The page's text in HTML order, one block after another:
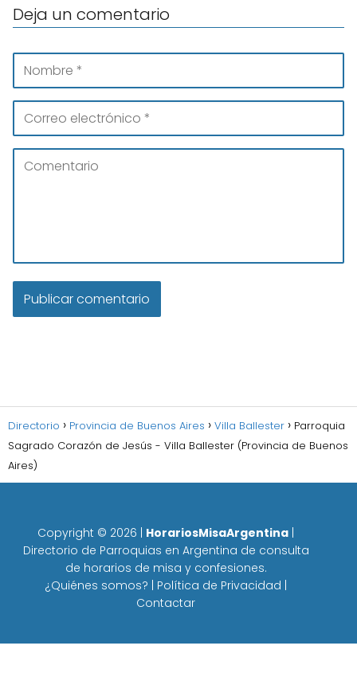
Deja un comentario
Directorio Provincia de Buenos Aires Villa Ballester
Parroquia
Sagrado Corazón de Jesús - Villa Ballester (Provincia de Buenos
Aires)
Copyright © 2026 HorariosMisaArgentina
Directorio de Parroquias en Argentina de consulta
de horarios de misa y confesiones.
¿Quiénes somos?
Política de Privacidad
Contactar